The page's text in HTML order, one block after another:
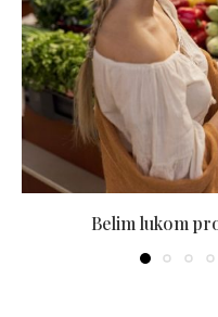
Belim lukom